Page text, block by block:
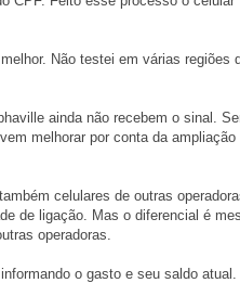
Não testei em várias regiões
ainda não recebem o sinal.
melhorar por conta da ampliação
celulares de outras
de ligação. Mas o diferencial é
operadoras.
o gasto e seu saldo